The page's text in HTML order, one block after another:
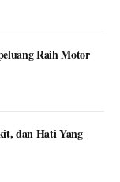
Raih Motor
dan Hati Yang